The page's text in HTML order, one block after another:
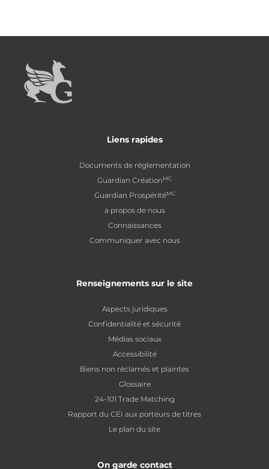
Liens rapides
Documents de réglementation
Guardian CréationMC
Guardian ProspéritéMC
à propos de nous
Connaissances
Communiquer avec nous
Renseignements sur le site
Aspects juridiques
Confidentialité et sécurité
Médias sociaux
Accessibilité
Biens non réclamés et plaintes
Glossaire
24-101 Trade Matching
Rapport du CEI aux porteurs de titres
Le plan du site
On garde contact